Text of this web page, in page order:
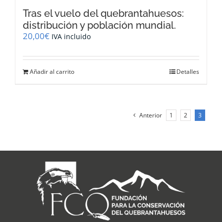
Tras el vuelo del quebrantahuesos:
distribución y población mundial.
20,00€ IVA incluido
Añadir al carrito Detalles
Anterior 1 2 3